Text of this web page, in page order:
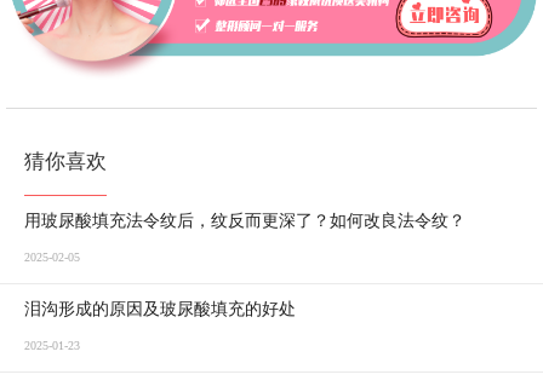
猜你喜欢
用玻尿酸填充法令纹后，纹反而更深了？如何改良法令纹？
2025-02-05
泪沟形成的原因及玻尿酸填充的好处
2025-01-23